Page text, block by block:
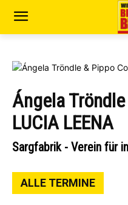
Ángela
LUCIA LEENA
Sargfabrik - Verein für
ALLE TERMINE